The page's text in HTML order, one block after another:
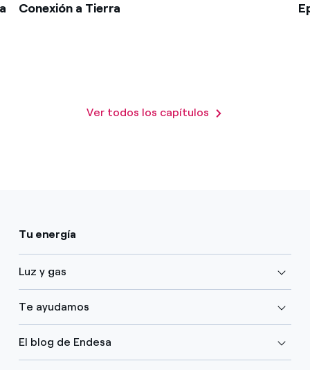
Conexión a Tierra
Ver todos los capítulos
Tu energía
Luz y gas
Te ayudamos
El blog de Endesa